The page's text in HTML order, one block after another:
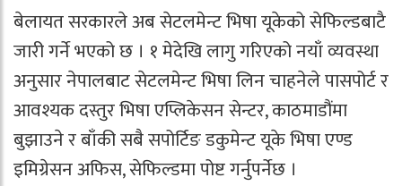
बेलायत सरकारले अब सेटलमेन्ट भिषा यूकेको सेफिल्डबाटै
जारी गर्ने भएको छ । १ मेदेखि लागु गरिएको नयाँ व्यवस्था
अनुसार नेपालबाट सेटलमेन्ट भिषा लिन चाहनेले पासपोर्ट र
आवश्यक दस्तुर भिषा एप्लिकेसन सेन्टर, काठमाडौंमा
बुझाउने र बाँकी सबै सपोर्टिङ डकुमेन्ट यूके भिषा एण्ड
इमिग्रेसन अफिस, सेफिल्डमा पोष्ट गर्नुपर्नेछ ।